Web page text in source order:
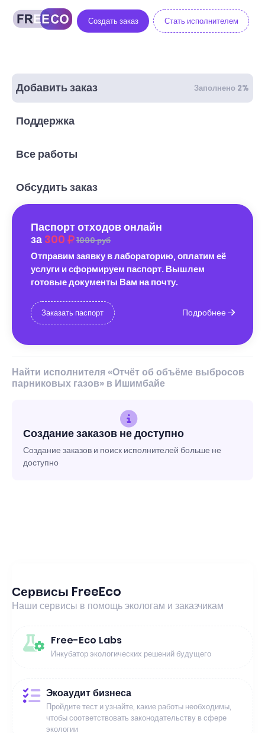
Создать заказ Стать исполнителем
Добавить заказ Заполнено 2%
Поддержка
Все работы
Обсудить заказ
Паспорт отходов онлайн
за 300 1000 руб
Отправим заявку в лабораторию, оплатим её
услуги и сформируем паспорт. Вышлем
готовые документы Вам на почту.
Заказать паспорт Подробнее
Найти исполнителя «Отчёт об объёме выбросов
парниковых газов» в Ишимбайе
Создание заказов не доступно
Создание заказов и поиск исполнителей больше не
доступно
Сервисы FreeEco
Наши сервисы в помощь экологам и заказчикам
Free-Eco Labs
Инкубатор экологических решений будущего
Экоаудит бизнеса
Пройдите тест и узнайте, какие работы необходимы,
чтобы соответствовать законодательству в сфере
экологии